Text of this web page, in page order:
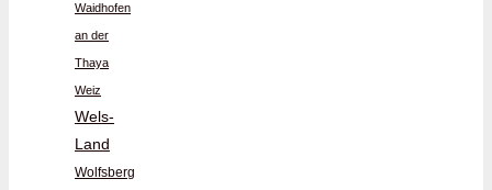
Waidhofen
an der
Thaya
Weiz
Wels-
Land
Wolfsberg